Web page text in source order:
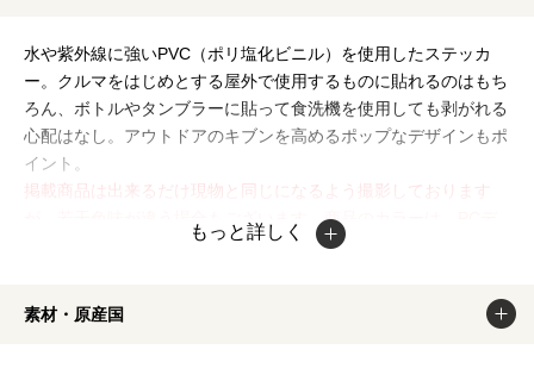
水や紫外線に強いPVC（ポリ塩化ビニル）を使用したステッカ
ー。クルマをはじめとする屋外で使用するものに貼れるのはもち
ろん、ボトルやタンブラーに貼って食洗機を使用しても剥がれる
心配はなし。アウトドアのキブンを高めるポップなデザインもポ
イント。
掲載商品は出来るだけ現物と同じになるよう撮影しております
が、若干色味が違う場合もございます。商品のカラーは、PCデ
ィスプレイの性質上、実際の色と異なって見える場合がございま
もっと詳しく
素材・原産国